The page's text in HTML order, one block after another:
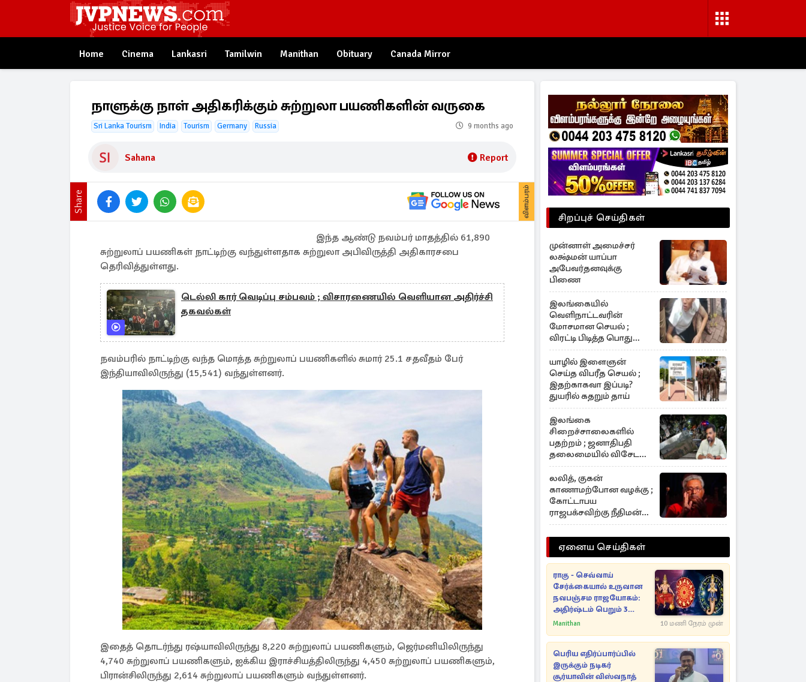
Home Cinema Lankasri Tamilwin Manithan Obituary Canada Mirror
நாளுக்கு நாள் அதிகரிக்கும் சுற்றுலா பயணிகளின் வருகை
Sri Lanka Tourism India Tourism Germany Russia 9 months ago
Sahana Report
Share விளம்பரம்
இந்த ஆண்டு நவம்பர் மாதத்தில் 61,890
சுற்றுலாப் பயணிகள் நாட்டிற்கு வந்துள்ளதாக சுற்றுலா அபிவிருத்தி அதிகாரசபை
தெரிவித்துள்ளது.
டெல்லி கார் வெடிப்பு சம்பவம் ; விசாரணையில் வெளியான அதிர்ச்சி
தகவல்கள்
நவம்பரில் நாட்டிற்கு வந்த மொத்த சுற்றுலாப் பயணிகளில் சுமார் 25.1 சதவீதம் பேர்
இந்தியாவிலிருந்து (15,541) வந்துள்ளனர்.
இதைத் தொடர்ந்து ரஷ்யாவிலிருந்து 8,220 சுற்றுலாப் பயணிகளும், ஜெர்மனியிலிருந்து
4,740 சுற்றுலாப் பயணிகளும், ஐக்கிய இராச்சியத்திலிருந்து 4,450 சுற்றுலாப் பயணிகளும்,
பிரான்சிலிருந்து 2,614 சுற்றுலாப் பயணிகளும் வந்துள்ளனர்.
சிறப்புச் செய்திகள்
முன்னாள் அமைச்சர்
லக்ஷ்மன் யாப்பா
அபேவர்தனவுக்கு
பிணை
இலங்கையில்
வெளிநாட்டவரின்
மோசமான செயல் ;
விரட்டி பிடித்த பொது
மக்கள்
யாழில் இளைஞன்
செய்த விபரீத செயல் ;
இதற்காகவா இப்படி?
துயரில் கதறும் தாய்
இலங்கை
சிறைச்சாலைகளில்
பதற்றம் ; ஜனாதிபதி
தலைமையில் விசேட
கூட்டம்
லலித், குகன்
காணாமற்போன வழக்கு ;
கோட்டாபய
ராஜபக்சவிற்கு நீதிமன்ற
பிறப்பித்த முக்கிய
உத்தரவு
ஏனைய செய்திகள்
ராகு - செவ்வாய்
சேர்க்கையால் உருவான
நவபஞ்சம ராஜயோகம்:
அதிர்ஷ்டம் பெறும் 3
ராசிகள்!
Manithan 10 மணி நேரம் முன்
பெரிய எதிர்ப்பார்ப்பில்
இருக்கும் நடிகர்
சூர்யாவின் விஸ்வநாத்